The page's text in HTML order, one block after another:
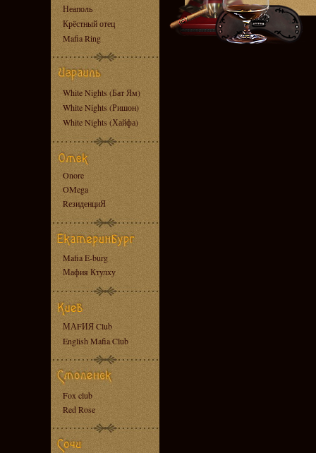
Неаполь
Крёстный отец
Mafia Ring
White Nights (Бат Ям)
White Nights (Ришон)
White Nights (Хайфа)
Onore
OMega
RезиденциЯ
Mafia E-burg
Мафия Ктулху
МАFИЯ Club
English Mafia Club
Fox club
Red Rose